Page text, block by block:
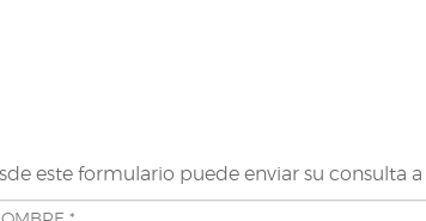
este formulario puede enviar su consulta a